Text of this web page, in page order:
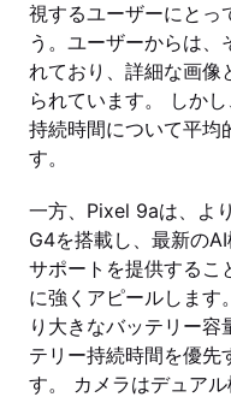
視するユーザーにとっ
う。ユーザーからは、
れており、詳細な画像
られています。 しか
持続時間について平均
す。
一方、Pixel 9aは、よ
G4を搭載し、最新の
サポートを提供するこ
に強くアピールします
り大きなバッテリー容
テリー持続時間を優先
す。 カメラはデュア